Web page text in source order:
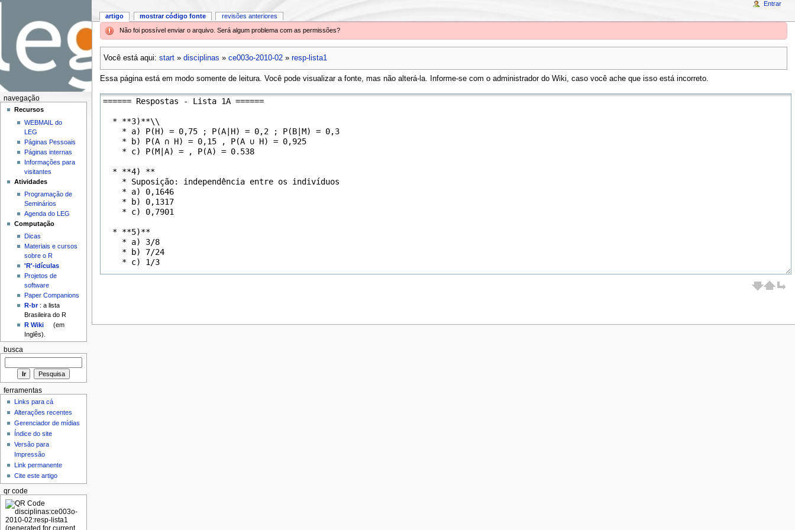
Não foi possível enviar o arquivo. Será algum problema com as permissões?
Você está aqui: start» disciplinas » ce003o-2010-02» resp-lista1
Essa página está em modo somente de leitura. Você pode visualizar a fonte, mas não alterá-la. Informe-se com o administrador do Wiki, caso você ache que isso está incorreto.
artigo mostrar código fonte revisões anteriores
Entrar
navegação
Recursos
WEBMAIL do
LEG
Páginas Pessoais
Páginas internas
Informações para
visitantes
Atividades
Programação de
Seminários
Agenda do LEG
Computação
Dicas
Materiais e cursos
sobre o R
'R'-idículas
Projetos de
software
Paper Companions
R-br: a lista
Brasileira do R
R Wiki
(em
Inglês).
busca
ferramentas
Links para cá
Alterações recentes
Gerenciador de mídias
Índice do site
Versão para
Impressão
Link permanente
Cite este artigo
qr code